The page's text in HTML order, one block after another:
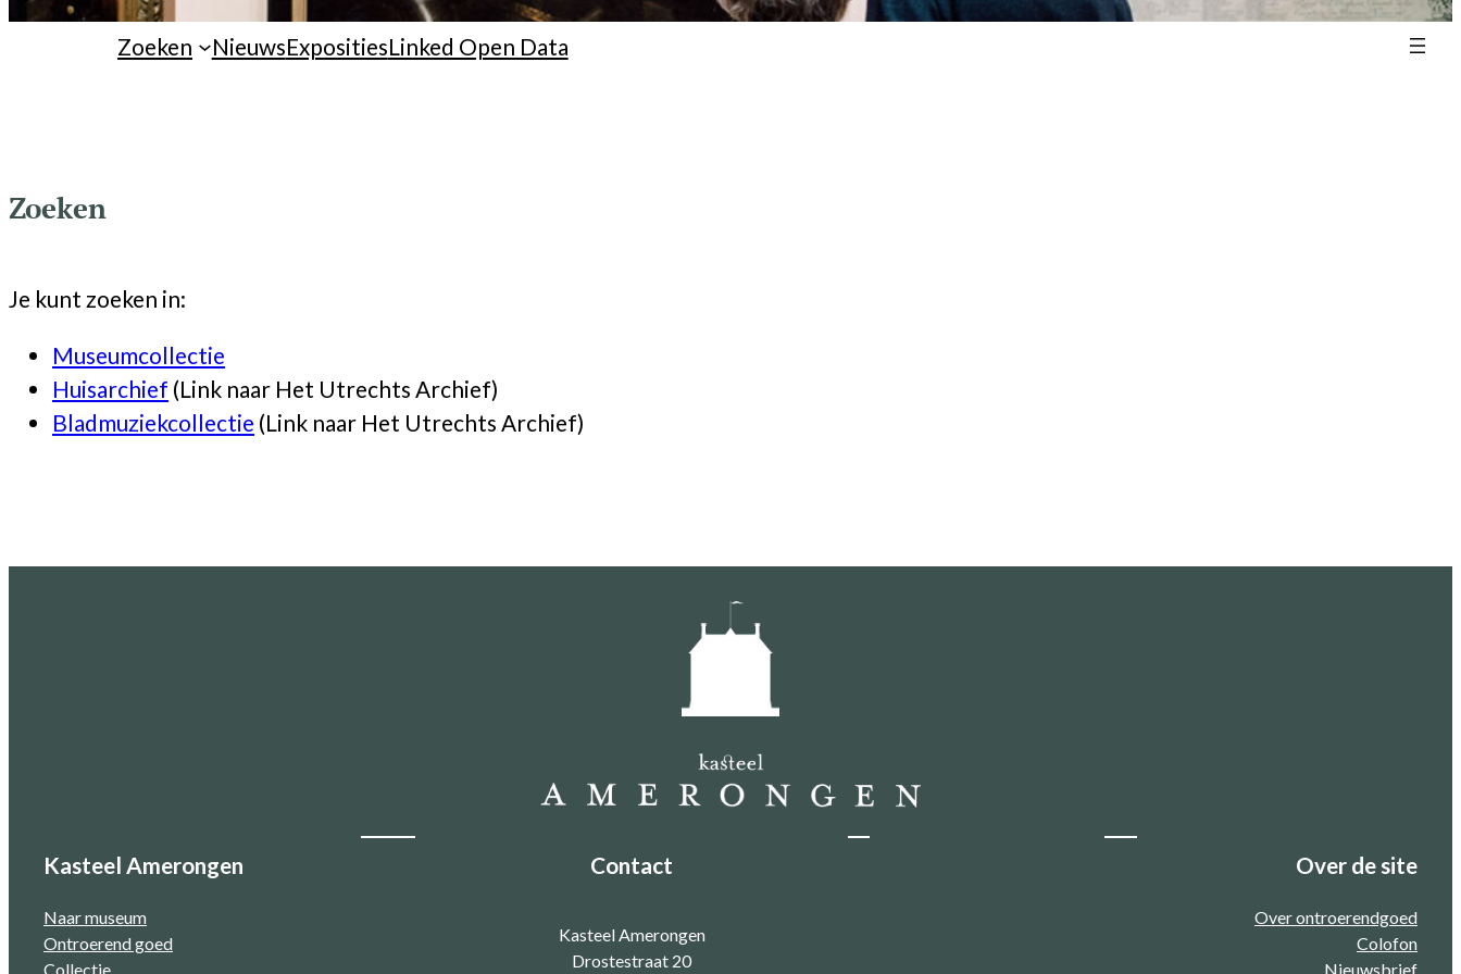
Zoeken NieuwsExpositiesLinked Open Data
Zoeken
Je kunt zoeken in:
Museumcollectie
Huisarchief (Link naar Het Utrechts Archief)
Bladmuziekcollectie (Link naar Het Utrechts Archief)
Kasteel Amerongen
Naar museum
Ontroerend goed
Collectie
Contact
Kasteel Amerongen
Drostestraat 20
Over de site
Over ontroerendgoed
Colofon
Nieuwsbrief